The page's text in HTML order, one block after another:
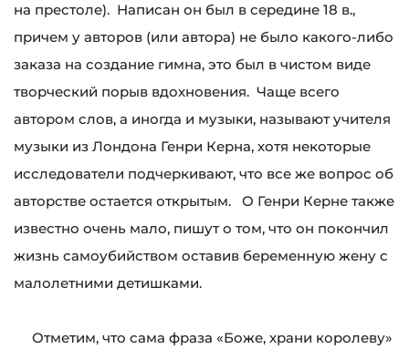
на престоле). Написан он был в середине 18 в.,
причем у авторов (или автора) не было какого-либо
заказа на создание гимна, это был в чистом виде
творческий порыв вдохновения. Чаще всего
автором слов, а иногда и музыки, называют учителя
музыки из Лондона Генри Керна, хотя некоторые
исследователи подчеркивают, что все же вопрос об
авторстве остается открытым. О Генри Керне также
известно очень мало, пишут о том, что он покончил
жизнь самоубийством оставив беременную жену с
малолетними детишками.
Отметим, что сама фраза «Боже, храни королеву»